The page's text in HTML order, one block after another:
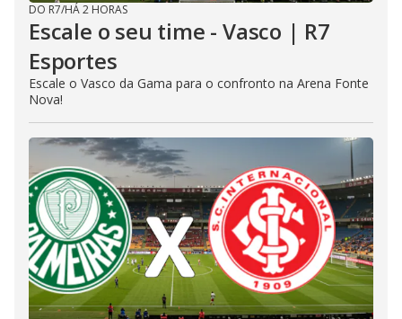
DO R7/HÁ 2 HORAS
Escale o seu time - Vasco | R7
Esportes
Escale o Vasco da Gama para o confronto na Arena Fonte
Nova!